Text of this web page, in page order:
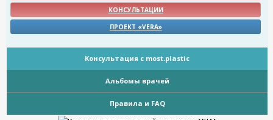
КОНСУЛЬТАЦИИ
ПРОЕКТ «VERA»
Консультация с most.plastic
Альбомы врачей
Правила и FAQ